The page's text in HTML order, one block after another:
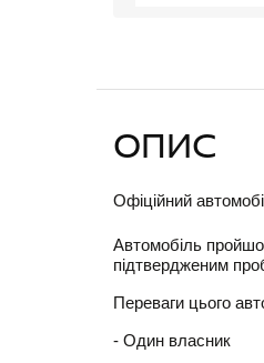
ОПИС
Офіційний
Автомобіль
підтвердженим
Переваги цього
- Один власник